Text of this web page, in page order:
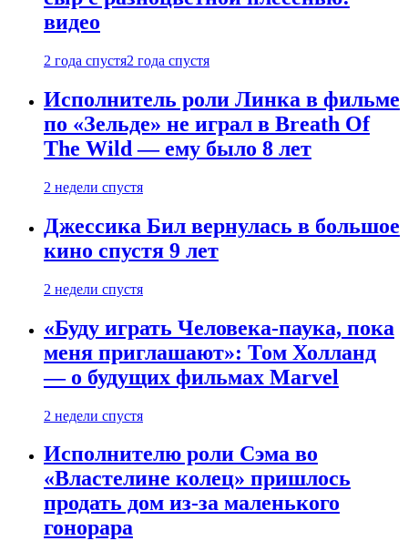
видео
2 года спустя2 года спустя
Исполнитель роли Линка в фильме
по «Зельде» не играл в Breath Of
The Wild — ему было 8 лет
2 недели спустя
Джессика Бил вернулась в большое
кино спустя 9 лет
2 недели спустя
«Буду играть Человека-паука, пока
меня приглашают»: Том Холланд
— о будущих фильмах Marvel
2 недели спустя
Исполнителю роли Сэма во
«Властелине колец» пришлось
продать дом из-за маленького
гонорара